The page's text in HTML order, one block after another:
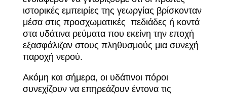
ιστορικές εμπειρίες της γεωργίας βρίσκονταν
μέσα στις προσχωματικές πεδιάδες ή κοντά
στα υδάτινα ρεύματα που εκείνη την εποχή
εξασφάλιζαν στους πληθυσμούς μια συνεχή
παροχή νερού.
Ακόμη και σήμερα, οι υδάτινοι πόροι
συνεχίζουν να επηρεάζουν έντονα τις